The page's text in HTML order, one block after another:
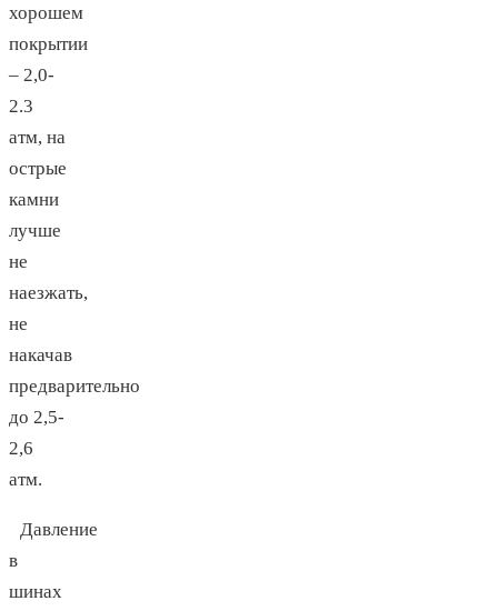
хорошем
покрытии
– 2,0-
2.3
атм, на
острые
камни
лучше
не
наезжать,
не
накачав
предварительно
до 2,5-
2,6
атм.
Давление
в
шинах